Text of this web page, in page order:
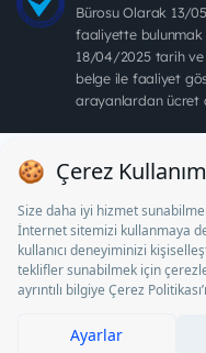
Bürosu Olarak 13/
faaliyette bulunmak
18/04/2025 tarih ve
belge ile faaliyet
arayanlardan ücret